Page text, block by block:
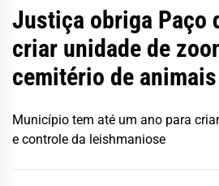
Justiça obriga Paço
criar unidade de
cemitério de animais
Município tem até um ano para
e controle da leishmaniose